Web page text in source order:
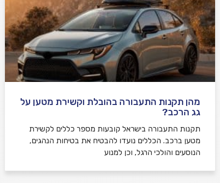
מהן תקנות התעבורה בהובלת וקשירת מטען על
גג הרכב?
תקנות התעבורה בישראל קובעות מספר כללים לקשירת
מטען ברכב. הכללים נועדו להבטיח את בטיחות הנהגים,
הנוסעים והולכי הרגל, וכן למנוע